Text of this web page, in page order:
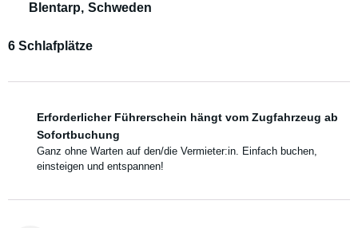
Blentarp, Schweden
6 Schlafplätze
Erforderlicher Führerschein hängt vom Zugfahrzeug ab
Sofortbuchung
Ganz ohne Warten auf den/die Vermieter:in. Einfach buchen,
einsteigen und entspannen!